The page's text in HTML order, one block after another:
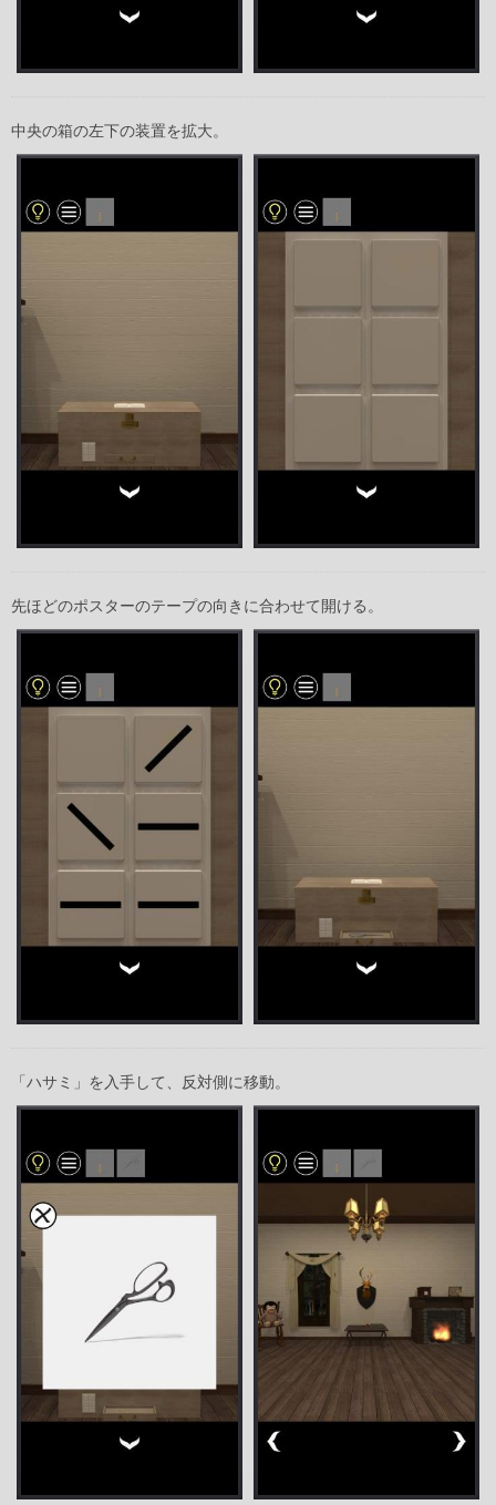
中央の箱の左下の装置を拡大。
先ほどのポスターのテープの向きに合わせて開ける。
「ハサミ」を入手して、反対側に移動。